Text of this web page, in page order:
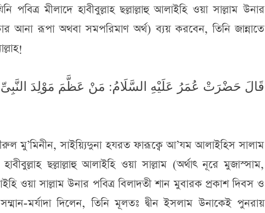
মীলাদে হাবীবুল্লাহ ছল্লাল্লাহু আলাইহি ওয়া সাল্লাম উনার
আনা রূপা অথবা সমপরিমাণ অর্থ) ব্যয় করবেন, তিনি জান্নাতে
قَالَ حَضْرَتْ عُمَرُ عَلَيْهِ السَّلَامُ: مَنْ عَظَّمَ مَوْلِدَ
মু’মিনীন, সাইয়্যিদুনা হযরত ফারূক্বে আ’যম আলাইহিস সালাম
ছল্লাল্লাহু আলাইহি ওয়া সাল্লাম (অর্থাৎ নূরে মুজাস্সাম,
ওয়া সাল্লাম উনার পবিত্র বিলাদতী শান মুবারক প্রকাশ দিবস ও
মর্যাদা দিলেন, তিনি মূলতঃ দ্বীন ইসলাম উনাকেই পুনরায়